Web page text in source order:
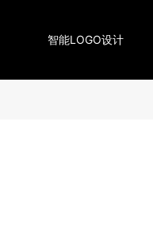
智能LOGO设计